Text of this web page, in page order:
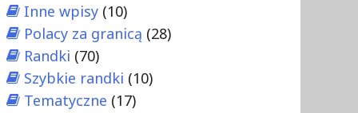
Inne wpisy (10)
Polacy za granicą (28)
Randki (70)
Szybkie randki (10)
Tematyczne (17)